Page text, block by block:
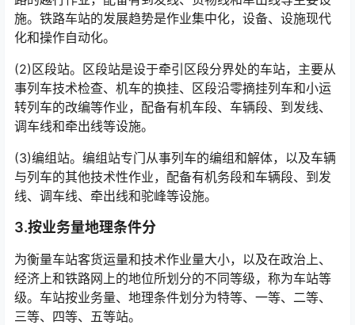
施。铁路车站的发展趋势是作业集中化，设备、设施现代
化和操作自动化。󠅅󠅃󠄵󠅂󠄪󠇖󠆨󠆨󠇕󠆞󠆒󠅬󠇘󠆭󠆘󠇙󠆝󠅵󠇗󠆭󠆁󠄐󠇗󠅹󠅸󠇖󠆍󠅳󠇖󠅹󠅰󠇖󠆌󠅹
(2)区段站。区段站是设于牵引区段分界处的车站，主要从
事列车技术检查、机车的换挂、区段沿零摘挂列车和小运
转列车的改编等作业，配备有机车段、车辆段、到发线、
调车线和牵出线等设施。󠅅󠅃󠄵󠅂󠄪󠇖󠆨󠆨󠇕󠆞󠆒󠅬󠇘󠆭󠆘󠇙󠆝󠅵󠇗󠆭󠆁󠄐󠇗󠅹󠅸󠇖󠆍󠅳󠇖󠅹󠅰󠇖󠆌󠅹
(3)编组站。编组站专门从事列车的编组和解体，以及车辆
与列车的其他技术性作业，配备有机务段和车辆段、到发
线、调车线、牵出线和驼峰等设施。
3.按业务量地理条件分
为衡量车站客货运量和技术作业量大小，以及在政治上、
经济上和铁路网上的地位所划分的不同等级，称为车站等
级。车站按业务量、地理条件划分为特等、一等、二等、
三等、四等、五等站。󠅅󠅃󠄵󠅂󠄪󠇖󠆨󠆨󠇕󠆞󠆒󠅬󠇘󠆭󠆘󠇙󠆝󠅵󠇗󠆭󠆁󠄐󠇗󠅹󠅸󠇖󠆍󠅳󠇖󠅹󠅰󠇖󠆌󠅹